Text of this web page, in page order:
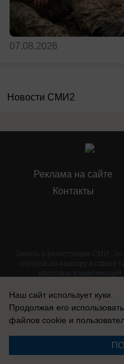
07.08.2026
Новости СМИ2
Реклама на сайте
Контакты
Запись о регистрации СМИ:
службой по надзору в сфере
массовых коммуникаций
Наш сайт использует куки.
Продолжая его
файлов cookie и